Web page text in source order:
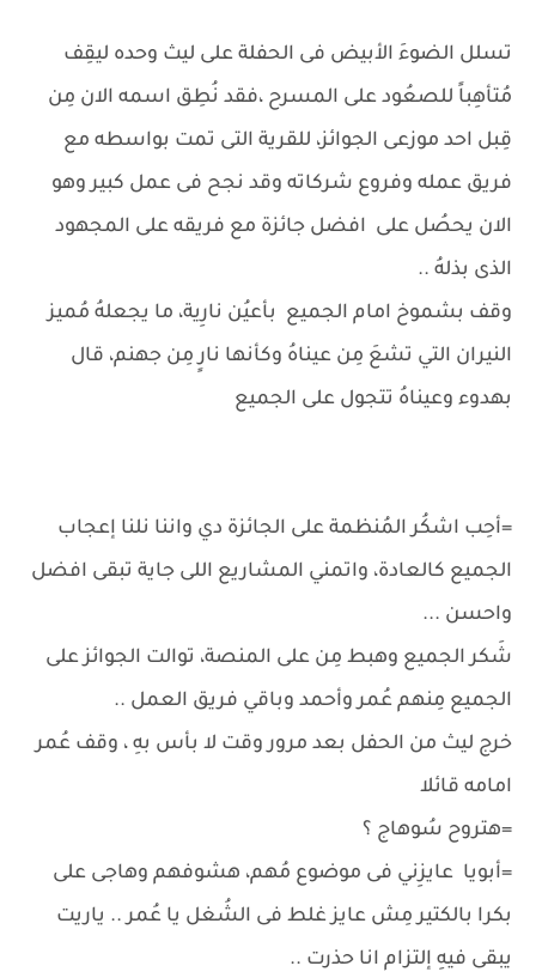
تسلل الضوءَ الأبيض فى الحفلة على ليث وحده ليقِف
مُتأهِباً للصعُود على المسرح ،فقد نُطِق اسمه الان مِن
قِبل احد موزعى الجوائز، للقرية التى تمت بواسطه مع
فريق عمله وفروع شركاته وقد نجح فى عمل كبير وهو
الان يحصُل على افضل جائزة مع فريقه على المجهود
الذى بذلهُ ..
وقف بشموخ امام الجميع بأعيُن نارِية، ما يجعلهُ مُميز
النيران التي تشعَ مِن عيناهُ وكأنها نارٍ مِن جهنم، قال
بهدوء وعيناهُ تتجول على الجميع
=أحِب اشكُر المُنظمة على الجائزة دي واننا نلنا إعجاب
الجميع كالعادة، واتمني المشاريع اللى جاية تبقى افضل
واحسن ...
شَكر الجميع وهبط مِن على المنصة، توالت الجوائز على
الجميع مِنهم عُمر وأحمد وباقي فريق العمل ..
خرج ليث من الحفل بعد مرور وقت لا بأس بهِ ، وقف عُمر
امامه قائلا
=هتروح سُوهاج ؟
=أبويا عايزِني فى موضوع مُهم، هشوفهم وهاجى على
بكرا بالكتير مِش عايز غلط فى الشُغل يا عُمر .. ياريت
يبقى فيهِ إلتزام انا حذرت ..